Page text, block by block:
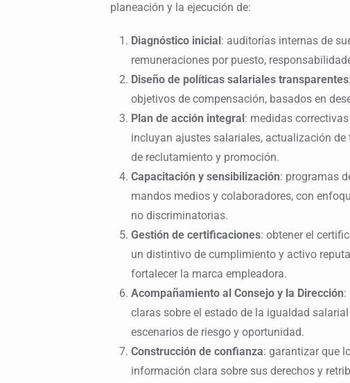
planeación y la ejecución de:
Diagnóstico inicial: auditorías internas de
remuneraciones por puesto,
Diseño de políticas salariales transparentes
objetivos de compensación, basados en
Plan de acción integral: medidas
incluyan ajustes salariales, actualización
de reclutamiento y promoción.
Capacitación y sensibilización: programas
mandos medios y colaboradores, con
no discriminatorias.
Gestión de certificaciones: obtener el
un distintivo de cumplimiento y activo
fortalecer la marca empleadora.
Acompañamiento al Consejo y la Dirección:
claras sobre el estado de la igualdad
escenarios de riesgo y oportunidad.
Construcción de confianza: garantizar que
información clara sobre sus derechos y